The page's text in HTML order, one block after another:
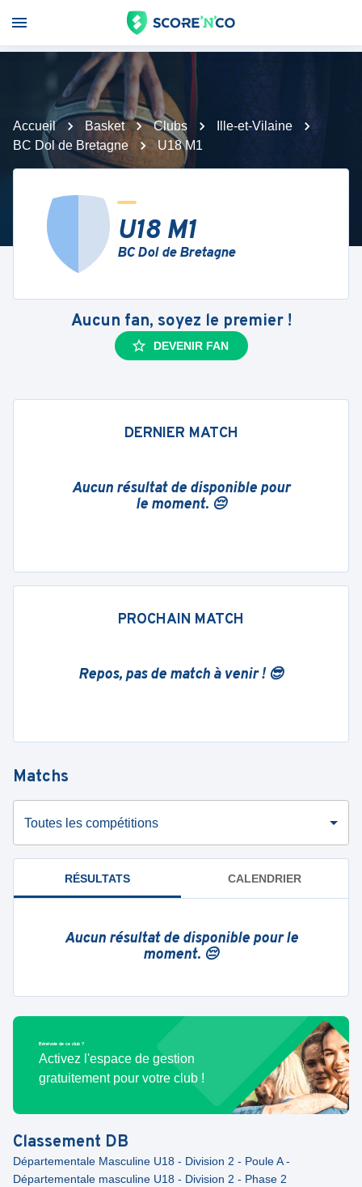
Accueil Basket Clubs
Ille-et-Vilaine
BC Dol de Bretagne
U18 M1
U18 M1
BC Dol de Bretagne
Aucun fan, soyez le premier !
DEVENIR FAN
DERNIER MATCH
Aucun résultat de disponible pour
le moment. 😔
PROCHAIN MATCH
Repos, pas de match à venir ! 😎
Matchs
Toutes les compétitions
RÉSULTATS CALENDRIER
Aucun résultat de disponible pour le
moment. 😔
Bénévole de ce club ?
Activez l'espace de gestion
gratuitement pour votre club !
Classement DB
Départementale Masculine U18 - Division 2 - Poule A -
Départementale masculine U18 - Division 2 - Phase 2